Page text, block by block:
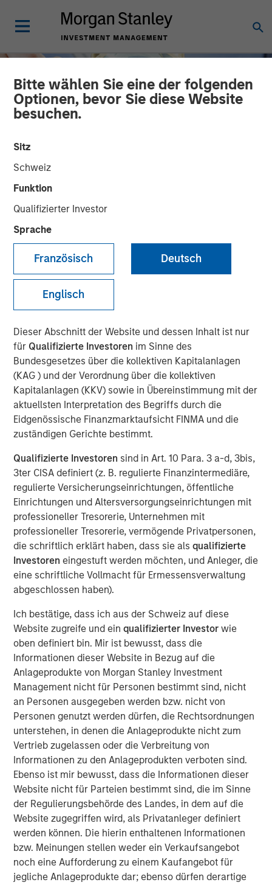
Bitte wählen Sie eine der folgenden
Optionen, bevor Sie diese Website
besuchen.
Sitz
Schweiz
Funktion
Qualifizierter Investor
Sprache
Französisch Deutsch
Englisch
Dieser Abschnitt der Website und dessen Inhalt ist nur
für Qualifizierte Investoren im Sinne des
Bundesgesetzes über die kollektiven Kapitalanlagen
(KAG ) und der Verordnung über die kollektiven
Kapitalanlagen (KKV) sowie in Übereinstimmung mit der
aktuellsten Interpretation des Begriffs durch die
Eidgenössische Finanzmarktaufsicht FINMA und die
zuständigen Gerichte bestimmt.
Qualifizierte Investoren sind in Art. 10 Para. 3 a-d, 3bis,
3ter CISA definiert (z. B. regulierte Finanzintermediäre,
regulierte Versicherungseinrichtungen, öffentliche
Einrichtungen und Altersversorgungseinrichtungen mit
professioneller Tresorerie, Unternehmen mit
professioneller Tresorerie, vermögende Privatpersonen,
die schriftlich erklärt haben, dass sie alsqualifizierte
Investoren eingestuft werden möchten, und Anleger, die
eine schriftliche Vollmacht für Ermessensverwaltung
abgeschlossen haben).
Ich bestätige, dass ich aus der Schweiz auf diese
Website zugreife und ein qualifizierter Investor wie
oben definiert bin. Mir ist bewusst, dass die
Informationen dieser Website in Bezug auf die
Anlageprodukte von Morgan Stanley Investment
Management nicht für Personen bestimmt sind, nicht
an Personen ausgegeben werden bzw. nicht von
Personen genutzt werden dürfen, die Rechtsordnungen
unterstehen, in denen die Anlageprodukte nicht zum
Vertrieb zugelassen oder die Verbreitung von
Informationen zu den Anlageprodukten verboten sind.
Ebenso ist mir bewusst, dass die Informationen dieser
Website nicht für Parteien bestimmt sind, die im Sinne
der Regulierungsbehörde des Landes, in dem auf die
Website zugegriffen wird, als Privatanleger definiert
werden können. Die hierin enthaltenen Informationen
bzw. Meinungen stellen weder ein Verkaufsangebot
noch eine Aufforderung zu einem Kaufangebot für
jegliche Anlageprodukte dar; ebenso dürfen derartige
The Material Risk
Indicator: A proprietary
framework for assessing
ESG risks and
opportunities
25 FEBRUAR 2021
The Author
Marte Borhaug
Executive Director
For over twenty-five years our unchanged investment
philosophy for the global strategies we manage has been
to own high-quality companies with the potential to
successfully compound over the long term. These
companies compound by steadily growing while
sustaining their high returns on operating capital. As
investors, we persistently look to identify material risks
or opportunities to this compounding, including
environmental, social and governance (ESG) factors.
We capture ESG risks and opportunities through our
internally developed ESG scoring framework—the
Material Risk Indicator (MRI)—a tool designed to record
portfolio managers’ ESG company assessments in a
consistent and comparable way over time.
The MRI helps to:
identify material ESG risks and opportunities at the
company level
reflect these risks and opportunities in valuation
and portfolio construction, if appropriate
identify priority areas for future company
engagement